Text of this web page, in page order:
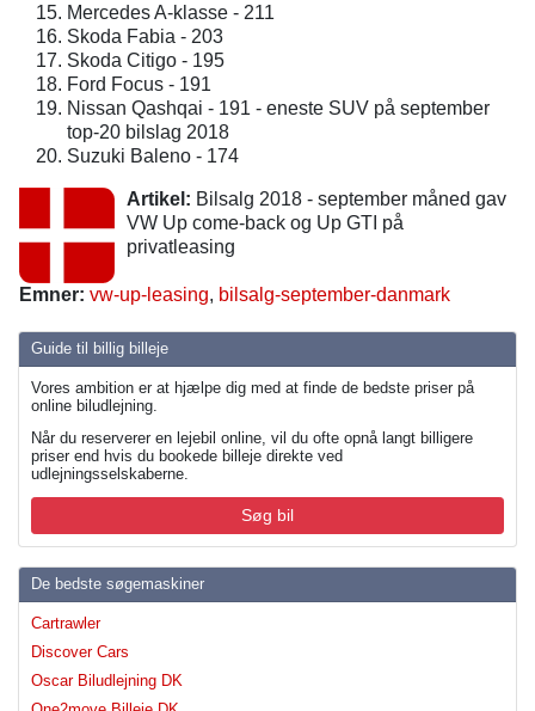
Guide til billig billeje
Vores ambition er at hjælpe dig med at finde de bedste priser på
online biludlejning.
Når du reserverer en lejebil online, vil du ofte opnå langt billigere
priser end hvis du bookede billeje direkte ved
udlejningsselskaberne.
Søg bil
De bedste søgemaskiner
Cartrawler
Discover Cars
Oscar Biludlejning DK
Mercedes A-klasse - 211
Skoda Fabia - 203
Skoda Citigo - 195
Ford Focus - 191
Nissan Qashqai - 191 - eneste SUV på september
top-20 bilslag 2018
Suzuki Baleno - 174
Artikel: Bilsalg 2018 - september måned gav
VW Up come-back og Up GTI på
privatleasing
Emner: vw-up-leasing, bilsalg-september-danmark